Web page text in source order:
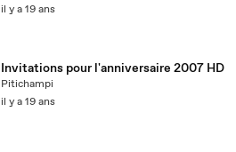
il y a 19 ans
Invitations pour l'anniversaire 2007 HD
Pitichampi
il y a 19 ans